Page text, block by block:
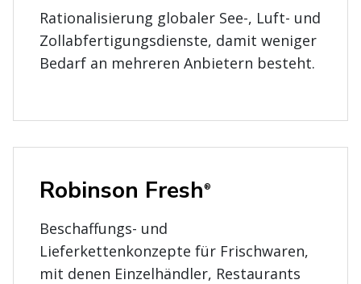
Rationalisierung globaler See-, Luft- und
Zollabfertigungsdienste, damit weniger
Bedarf an mehreren Anbietern besteht.
Robinson Fresh®
Beschaffungs- und
Lieferkettenkonzepte für Frischwaren,
mit denen Einzelhändler, Restaurants